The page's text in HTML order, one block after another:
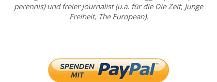
perennis) und freier Journalist (u.a. für die Die Zeit, Junge
Freiheit, The European).